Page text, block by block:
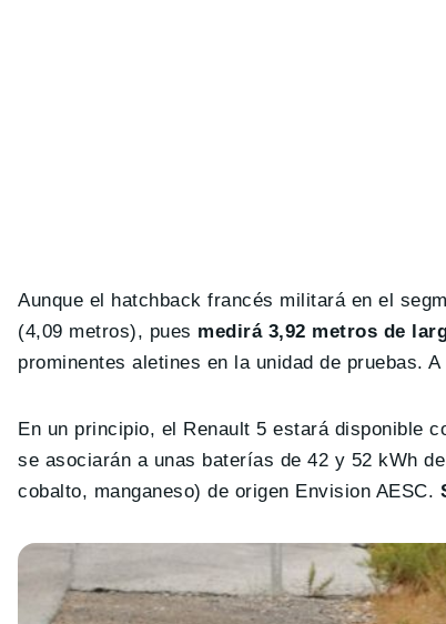
Aunque el hatchback francés militará en el
(4,09 metros), pues medirá 3,92 metros de
prominentes aletines en la unidad de pruebas.
En un principio, el Renault 5 estará disponible
se asociarán a unas baterías de 42 y 52 kWh
cobalto, manganeso) de origen Envision AESC.